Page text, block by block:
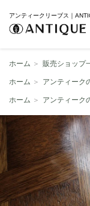
アンティークリーブス｜
ホーム ＞ 販売ショップ
ホーム ＞ アンティーク
ホーム ＞ アンティーク